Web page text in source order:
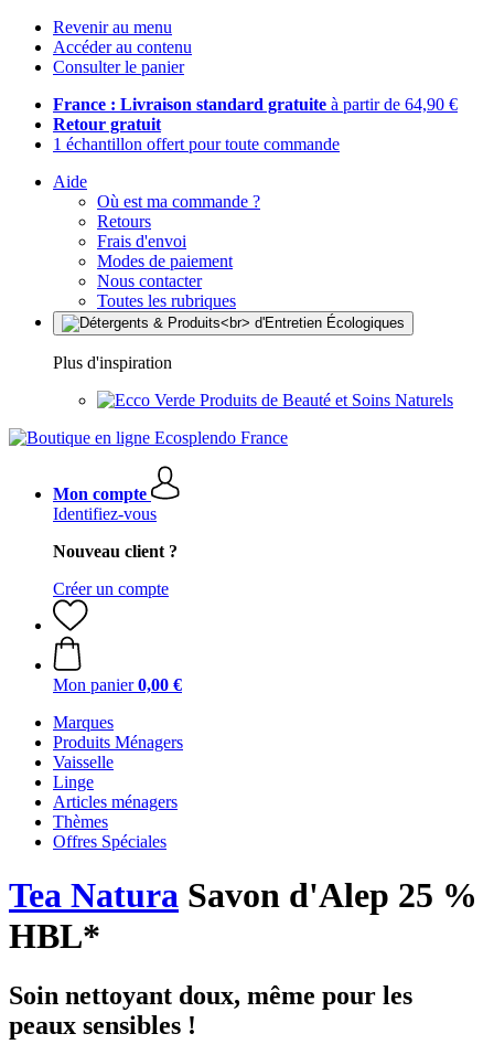
Revenir au menu
Accéder au contenu
Consulter le panier
France : Livraison standard gratuite à partir de 64,90 €
Retour gratuit
1 échantillon offert pour toute commande
Aide
Où est ma commande ?
Retours
Frais d'envoi
Modes de paiement
Nous contacter
Toutes les rubriques
Plus d'inspiration
Produits de Beauté et Soins Naturels
Mon compte
Identifiez-vous
Nouveau client ?
Créer un compte
Mon panier 0,00 €
Marques
Produits Ménagers
Vaisselle
Linge
Articles ménagers
Thèmes
Offres Spéciales
Tea Natura Savon d'Alep 25 %
HBL*
Soin nettoyant doux, même pour les
peaux sensibles !